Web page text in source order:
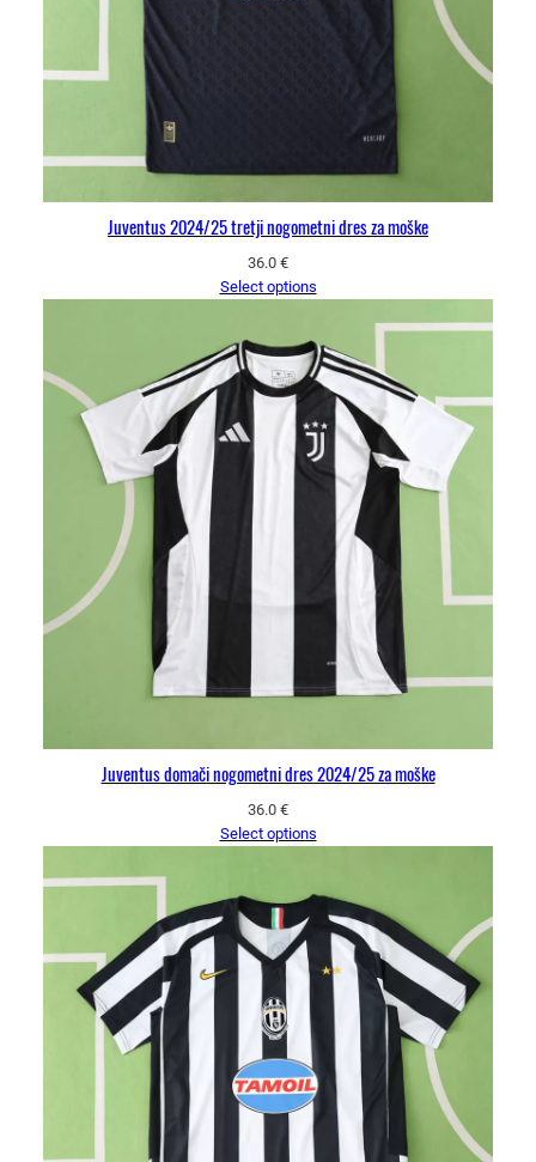
Juventus 2024/25 tretji nogometni dres za moške
36.0 €
Select options
Juventus domači nogometni dres 2024/25 za moške
36.0 €
Select options